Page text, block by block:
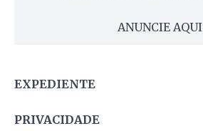
ANUNCIE AQUI
EXPEDIENTE
PRIVACIDADE